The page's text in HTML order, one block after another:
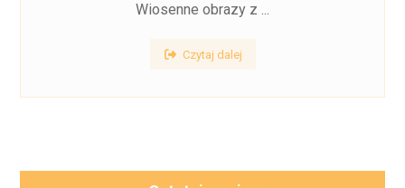
Wiosenne obrazy z ...
Czytaj dalej